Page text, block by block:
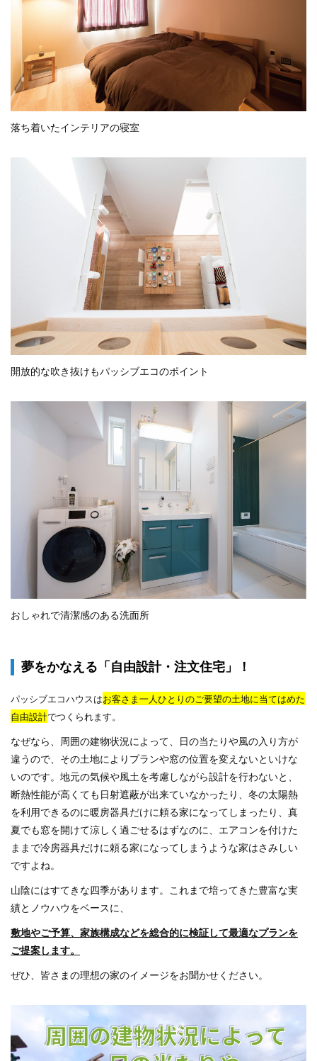
落ち着いたインテリアの寝室
開放的な吹き抜けもパッシブエコのポイント
おしゃれで清潔感のある洗面所
夢をかなえる「自由設計・注文住宅」！
パッシブエコハウスはお客さま一人ひとりのご要望の土地に当てはめた
自由設計でつくられます。
なぜなら、周囲の建物状況によって、日の当たりや風の入り方が
違うので、その土地によりプランや窓の位置を変えないといけな
いのです。地元の気候や風土を考慮しながら設計を行わないと、
断熱性能が高くても日射遮蔽が出来ていなかったり、冬の太陽熱
を利用できるのに暖房器具だけに頼る家になってしまったり、真
夏でも窓を開けて涼しく過ごせるはずなのに、エアコンを付けた
ままで冷房器具だけに頼る家になってしまうような家はさみしい
ですよね。
山陰にはすてきな四季があります。これまで培ってきた豊富な実
績とノウハウをベースに、
敷地やご予算、家族構成などを総合的に検証して最適なプランを
ご提案します。
ぜひ、皆さまの理想の家のイメージをお聞かせください。